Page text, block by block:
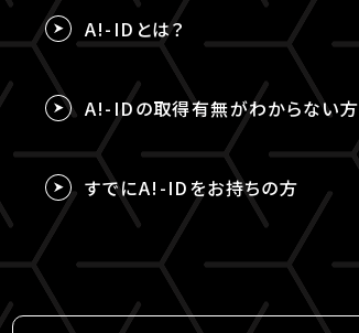
A!-IDとは？
A!-IDの取得有無がわからない方
すでにA!-IDをお持ちの方